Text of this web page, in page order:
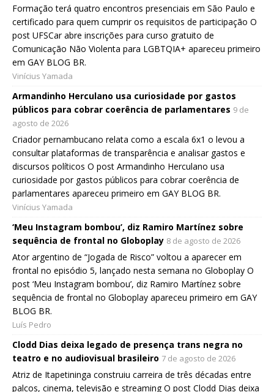
Formação terá quatro encontros presenciais em São Paulo e
certificado para quem cumprir os requisitos de participação O
post UFSCar abre inscrições para curso gratuito de
Comunicação Não Violenta para LGBTQIA+ apareceu primeiro
em GAY BLOG BR.
Vinícius Yamada
Armandinho Herculano usa curiosidade por gastos
públicos para cobrar coerência de parlamentares 9 de
agosto de 2026
Criador pernambucano relata como a escala 6x1 o levou a
consultar plataformas de transparência e analisar gastos e
discursos políticos O post Armandinho Herculano usa
curiosidade por gastos públicos para cobrar coerência de
parlamentares apareceu primeiro em GAY BLOG BR.
Vinícius Yamada
‘Meu Instagram bombou’, diz Ramiro Martínez sobre
sequência de frontal no Globoplay 8 de agosto de 2026
Ator argentino de “Jogada de Risco” voltou a aparecer em
frontal no episódio 5, lançado nesta semana no Globoplay O
post ‘Meu Instagram bombou’, diz Ramiro Martínez sobre
sequência de frontal no Globoplay apareceu primeiro em GAY
BLOG BR.
Luís Pedro
Clodd Dias deixa legado de presença trans negra no
teatro e no audiovisual brasileiro 7 de agosto de 2026
Atriz de Itapetininga construiu carreira de três décadas entre
palcos, cinema, televisão e streaming O post Clodd Dias deixa